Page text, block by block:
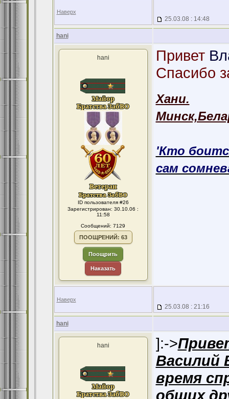
Наверх
25.03.08 : 14:48
hani
hani
ID пользователя #26
Зарегистрирован: 30.10.06 :
11:58
Сообщений: 7129
ПООЩРЕНИЙ: 63
Поощрить
Наказать
Привет
Спасибо
Хани.
'Кто
сам
Наверх
25.03.08 : 21:16
hani
hani ]:->
Василий
время
обших